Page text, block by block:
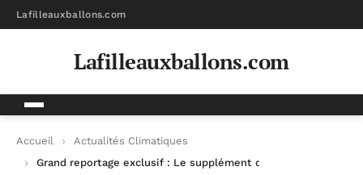
Lafilleauxballons.com
Lafilleauxballons.com
Accueil
Actualités Climatiques
Grand reportage exclusif : Le supplément du samedi 2 mai